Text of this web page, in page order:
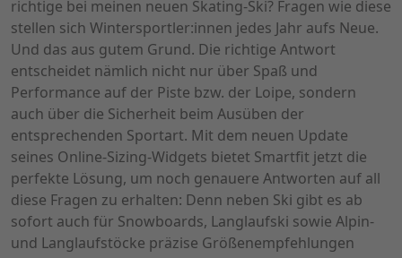
richtige bei meinen neuen Skating-Ski? Fragen wie diese
stellen sich Wintersportler:innen jedes Jahr aufs Neue.
Und das aus gutem Grund. Die richtige Antwort
entscheidet nämlich nicht nur über Spaß und
Performance auf der Piste bzw. der Loipe, sondern
auch über die Sicherheit beim Ausüben der
entsprechenden Sportart. Mit dem neuen Update
seines Online-Sizing-Widgets bietet Smartfit jetzt die
perfekte Lösung, um noch genauere Antworten auf all
diese Fragen zu erhalten: Denn neben Ski gibt es ab
sofort auch für Snowboards, Langlaufski sowie Alpin-
und Langlaufstöcke präzise Größenempfehlungen